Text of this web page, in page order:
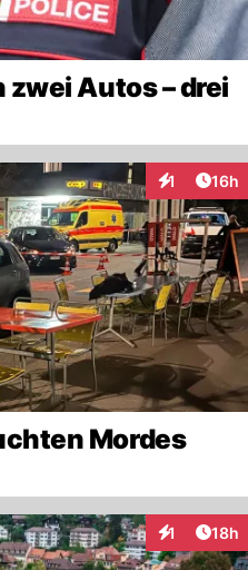
Autos – drei
1 16h
Mordes
1 18h